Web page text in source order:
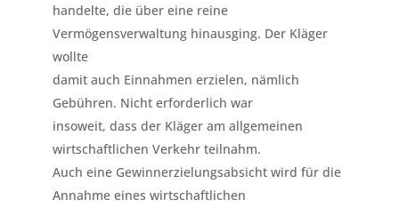
handelte, die über eine reine
Vermögensverwaltung hinausging. Der Kläger
wollte
damit auch Einnahmen erzielen, nämlich
Gebühren. Nicht erforderlich war
insoweit, dass der Kläger am allgemeinen
wirtschaftlichen Verkehr teilnahm.
Auch eine Gewinnerzielungsabsicht wird für die
Annahme eines wirtschaftlichen